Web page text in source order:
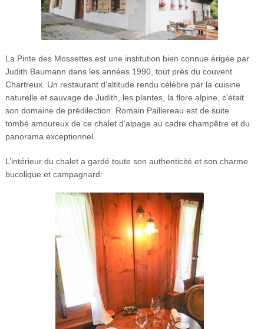
La Pinte des Mossettes est une institution bien connue érigée par
Judith Baumann dans les années 1990, tout près du couvent
Chartreux. Un restaurant d’altitude rendu célèbre par la cuisine
naturelle et sauvage de Judith, les plantes, la flore alpine, c’était
son domaine de prédilection. Romain Paillereau est de suite
tombé amoureux de ce chalet d’alpage au cadre champêtre et du
panorama exceptionnel.
L’intérieur du chalet a gardé toute son authenticité et son charme
bucolique et campagnard: